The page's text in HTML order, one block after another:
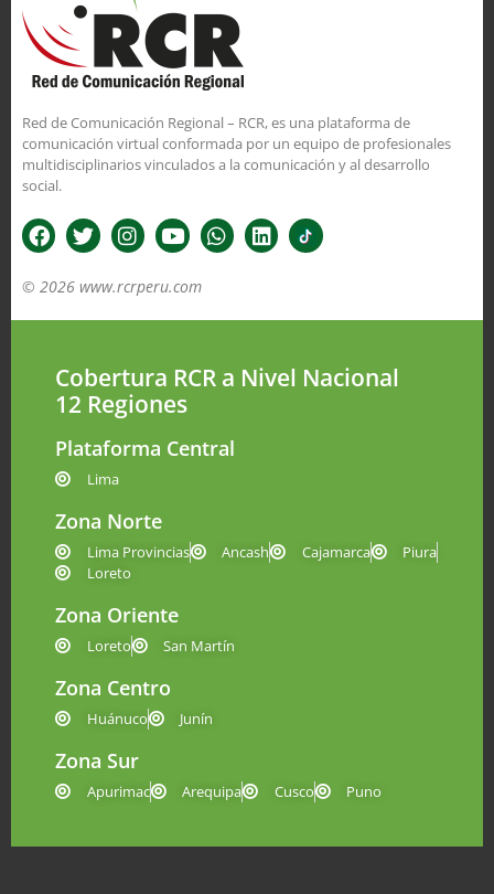
Red de Comunicación Regional – RCR, es una plataforma de
comunicación virtual conformada por un equipo de profesionales
multidisciplinarios vinculados a la comunicación y al desarrollo
social.
© 2026 www.rcrperu.com
Cobertura RCR a Nivel Nacional
12 Regiones
Plataforma Central
Lima
Zona Norte
Lima Provincias Ancash Cajamarca
Piura
Loreto
Zona Oriente
Loreto San Martín
Zona Centro
Huánuco Junín
Zona Sur
Apurimac Arequipa Cusco Puno